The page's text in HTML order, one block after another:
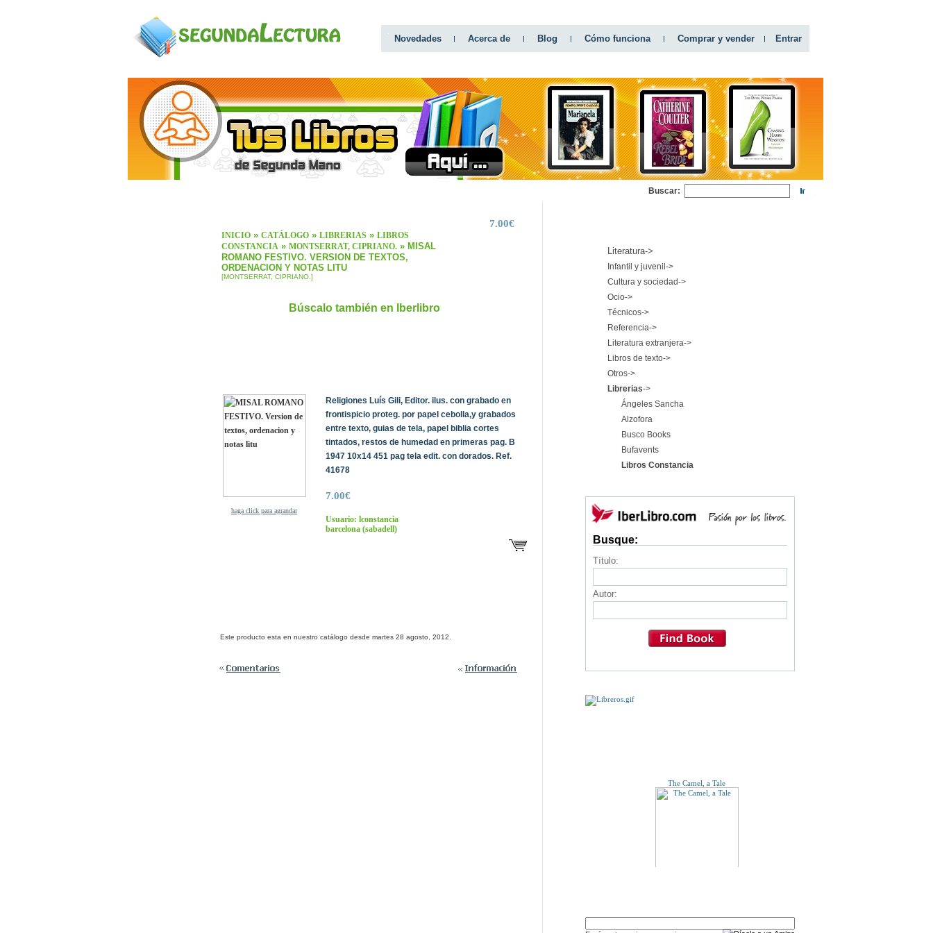
Novedades Acerca de Blog Cómo funciona Comprar y vender Entrar
Buscar:
INICIO» CATÁLOGO» LIBRERIAS» LIBROS
CONSTANCIA» MONTSERRAT, CIPRIANO.» MISAL
ROMANO FESTIVO. VERSION DE TEXTOS,
ORDENACION Y NOTAS LITU
[MONTSERRAT, CIPRIANO.]
7.00€
Búscalo también en Iberlibro
haga click para agrandar
Religiones Luís Gili, Editor. ilus. con grabado en
frontispicio proteg. por papel cebolla,y grabados
entre texto, guias de tela, papel biblia cortes
tintados, restos de humedad en primeras pag. B
1947 10x14 451 pag tela edit. con dorados. Ref.
41678
7.00€
Usuario: lconstancia
barcelona(sabadell)
Este producto esta en nuestro catálogo desde martes 28 agosto, 2012.
Literatura->
Infantil y juvenil->
Cultura y sociedad->
Ocio->
Técnicos->
Referencia->
Literatura extranjera->
Libros de texto->
Otros->
Librerias->
Ángeles Sancha
Alzofora
Busco Books
Bufavents
Libros Constancia
Busque:
Título:
Autor: